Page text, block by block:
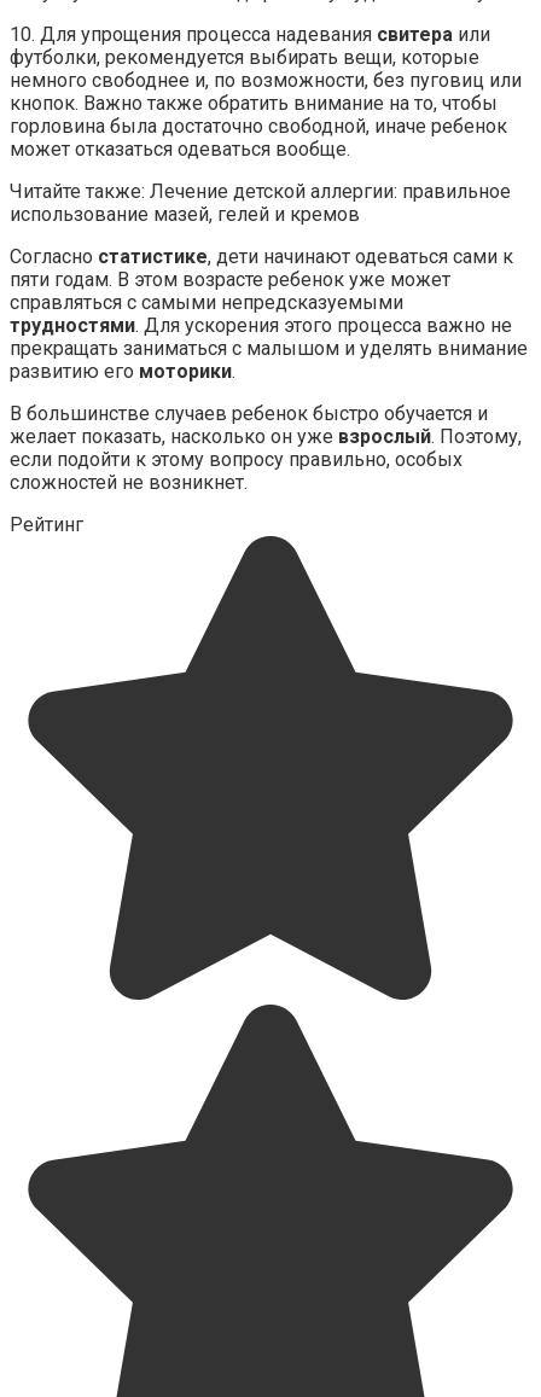
10. Для упрощения процесса надевания свитера или
футболки, рекомендуется выбирать вещи, которые
немного свободнее и, по возможности, без пуговиц или
кнопок. Важно также обратить внимание на то, чтобы
горловина была достаточно свободной, иначе ребенок
может отказаться одеваться вообще.
Читайте также: Лечение детской аллергии: правильное
использование мазей, гелей и кремов
Согласно статистике, дети начинают одеваться сами к
пяти годам. В этом возрасте ребенок уже может
справляться с самыми непредсказуемыми
трудностями. Для ускорения этого процесса важно не
прекращать заниматься с малышом и уделять внимание
развитию его моторики.
В большинстве случаев ребенок быстро обучается и
желает показать, насколько он уже взрослый. Поэтому,
если подойти к этому вопросу правильно, особых
сложностей не возникнет.
Рейтинг